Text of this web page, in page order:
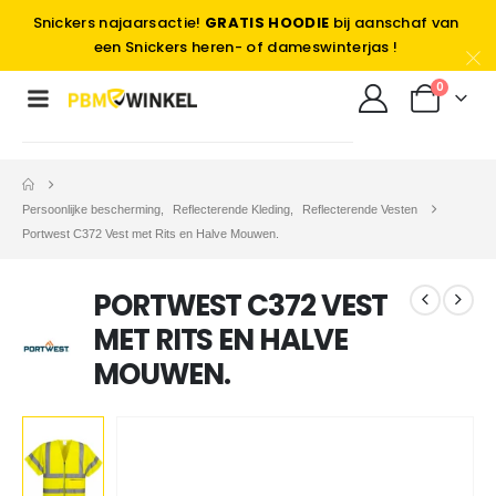
Snickers najaarsactie! GRATIS HOODIE bij aanschaf van
een Snickers heren- of dameswinterjas !
0
Persoonlijke bescherming Reflecterende Kleding
Reflecterende Vesten
Portwest C372 Vest met Rits en Halve Mouwen.
PORTWEST C372 VEST
MET RITS EN HALVE
MOUWEN.